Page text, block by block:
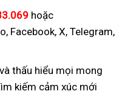
hoặc
Facebook, X, Telegram,
thấu hiểu mọi mong
kiếm cảm xúc mới